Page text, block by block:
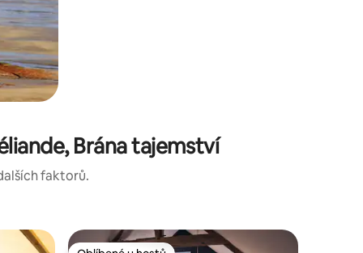
Brána tajemství
faktorů.